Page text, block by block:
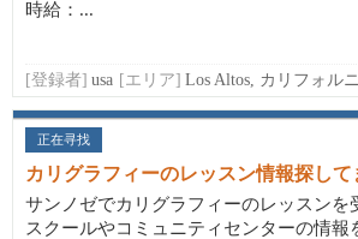
時給：...
[登録者] usa [エリア] Los Altos, カリフォル
正在寻找
カリグラフィーのレッスン情報探して
サンノゼでカリグラフィーのレッスンを
スクールやコミュニティセンターの情報